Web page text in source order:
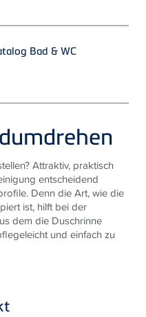
Bad & WC
Attraktiv, praktisch
entscheidend
Denn die Art, wie die
ist, hilft bei der
dem die Duschrinne
und einfach zu